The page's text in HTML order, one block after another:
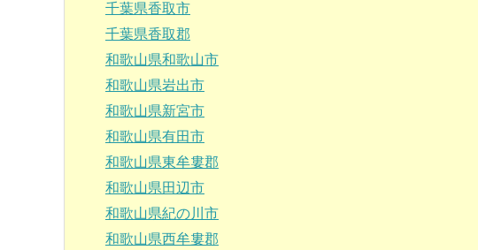
千葉県香取市
千葉県香取郡
和歌山県和歌山市
和歌山県岩出市
和歌山県新宮市
和歌山県有田市
和歌山県東牟婁郡
和歌山県田辺市
和歌山県紀の川市
和歌山県西牟婁郡